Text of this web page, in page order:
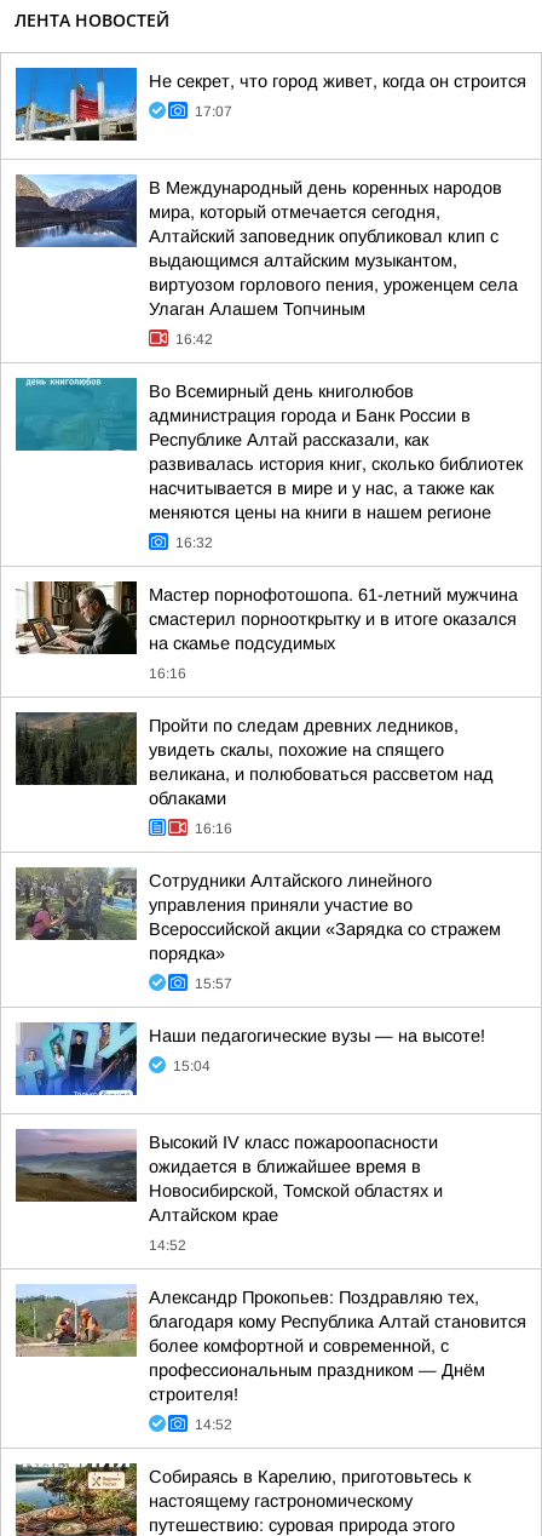
ЛЕНТА НОВОСТЕЙ
Не секрет, что город живет, когда он строится
17:07
В Международный день коренных народов
мира, который отмечается сегодня,
Алтайский заповедник опубликовал клип с
выдающимся алтайским музыкантом,
виртуозом горлового пения, уроженцем села
Улаган Алашем Топчиным
16:42
Во Всемирный день книголюбов
администрация города и Банк России в
Республике Алтай рассказали, как
развивалась история книг, сколько библиотек
насчитывается в мире и у нас, а также как
меняются цены на книги в нашем регионе
16:32
Мастер порнофотошопа. 61-летний мужчина
смастерил порнооткрытку и в итоге оказался
на скамье подсудимых
16:16
Пройти по следам древних ледников,
увидеть скалы, похожие на спящего
великана, и полюбоваться рассветом над
облаками
16:16
Сотрудники Алтайского линейного
управления приняли участие во
Всероссийской акции «Зарядка со стражем
порядка»
15:57
Наши педагогические вузы — на высоте!
15:04
Высокий IV класс пожароопасности
ожидается в ближайшее время в
Новосибирской, Томской областях и
Алтайском крае
14:52
Александр Прокопьев: Поздравляю тех,
благодаря кому Республика Алтай становится
более комфортной и современной, с
профессиональным праздником — Днём
строителя!
14:52
Собираясь в Карелию, приготовьтесь к
настоящему гастрономическому
путешествию: суровая природа этого